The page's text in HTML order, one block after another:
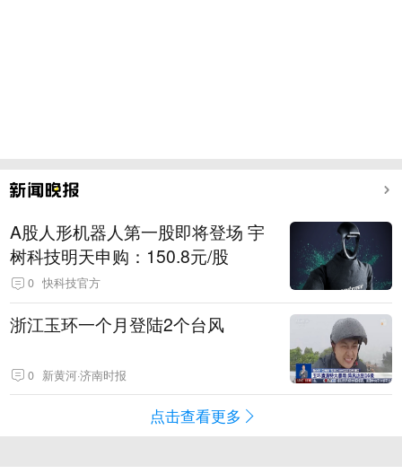
A股人形机器人第一股即将登场 宇
树科技明天申购：150.8元/股
0 快科技官方
浙江玉环一个月登陆2个台风
0 新黄河·济南时报
点击查看更多